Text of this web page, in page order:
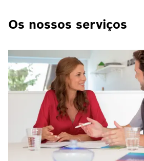
Os nossos serviços